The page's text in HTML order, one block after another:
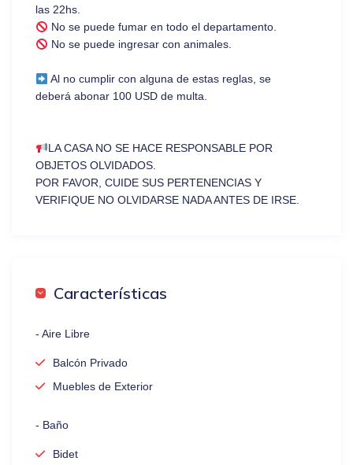
las 22hs.
No se puede fumar en todo el departamento.
No se puede ingresar con animales.
Al no cumplir con alguna de estas reglas, se
deberá abonar 100 USD de multa.
LA CASA NO SE HACE RESPONSABLE POR
OBJETOS OLVIDADOS.
POR FAVOR, CUIDE SUS PERTENENCIAS Y
VERIFIQUE NO OLVIDARSE NADA ANTES DE IRSE.
Características
- Aire Libre
Balcón Privado
Muebles de Exterior
- Baño
Bidet